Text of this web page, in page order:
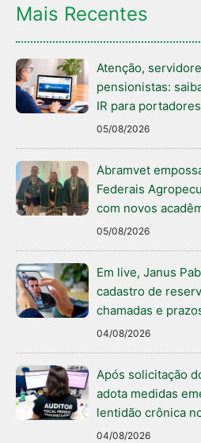
Mais Recentes
Atenção,
pensionistas:
IR para
05/08/2026
Abramvet
Federais
com novos
05/08/2026
Em live, Janus
cadastro de
chamadas e
04/08/2026
Após solicitação
adota medidas
lentidão crônica
04/08/2026